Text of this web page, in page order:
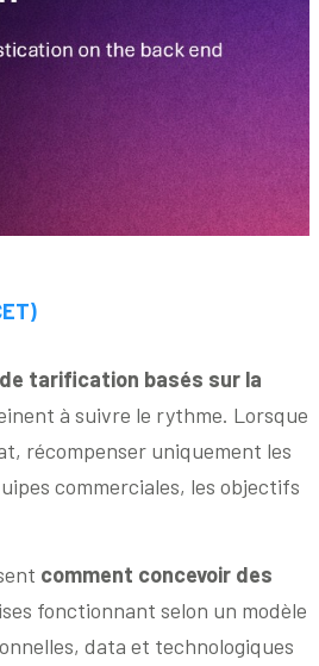
tarification basés sur la
à suivre le rythme. Lorsque
récompenser uniquement les
commerciales, les objectifs
comment concevoir des
fonctionnant selon un modèle
data et technologiques